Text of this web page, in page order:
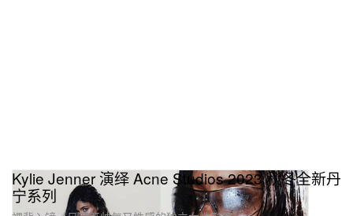
Kylie Jenner 演绎 Acne Studios 2023 秋冬全新丹
宁系列